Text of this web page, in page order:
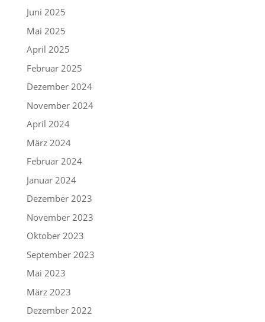
Juni 2025
Mai 2025
April 2025
Februar 2025
Dezember 2024
November 2024
April 2024
März 2024
Februar 2024
Januar 2024
Dezember 2023
November 2023
Oktober 2023
September 2023
Mai 2023
März 2023
Dezember 2022